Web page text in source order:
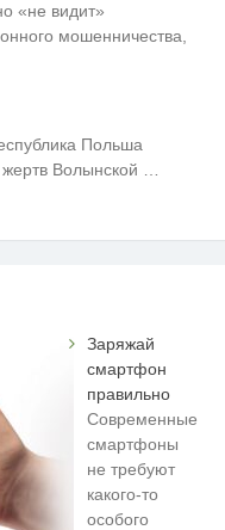
«не видит»
мошенничества,
Польша
Волынской
Заряжай
смартфон
правильно
Современные
смартфоны
не требуют
какого-то
особого